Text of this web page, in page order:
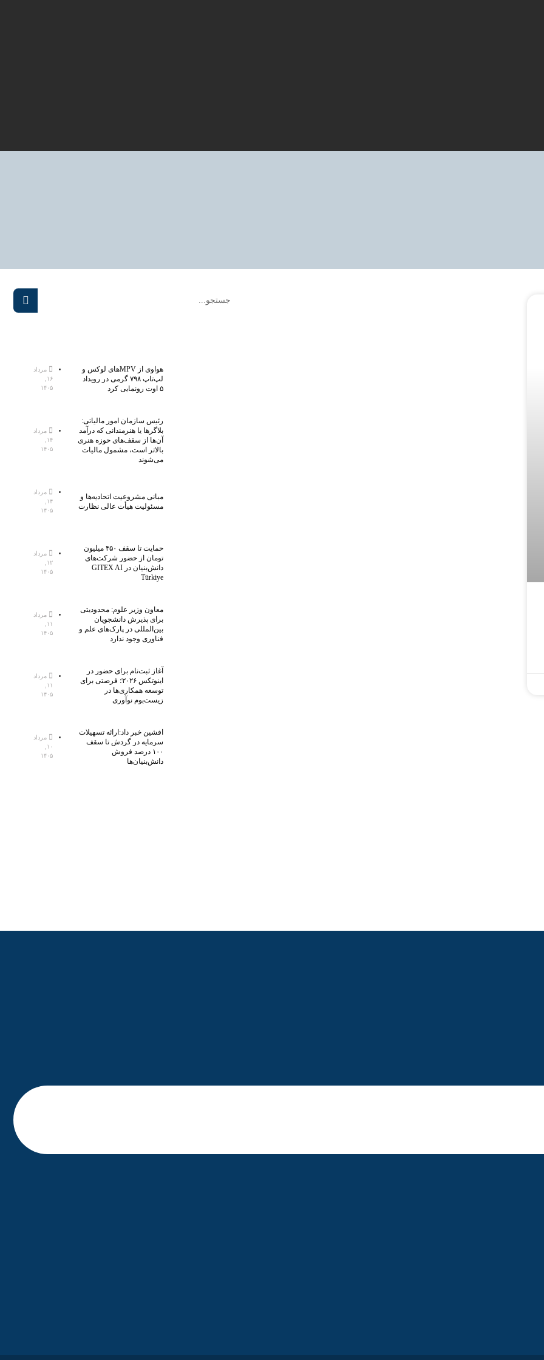
هواوی از MPVهای لوکس و
لپ‌تاپ ۷۹۸ گرمی در رویداد
۵ اوت رونمایی کرد
مرداد
۱۶,
۱۴۰۵
رئیس سازمان امور مالیاتی:
بلاگر‌ها یا هنرمندانی که درآمد
آن‌ها از سقف‌های حوزه هنری
بالاتر است، مشمول مالیات
می‌شوند
مرداد
۱۴,
۱۴۰۵
مبانی مشروعیت اتحادیه‌ها و
مسئولیت هیأت عالی نظارت
مرداد
۱۴,
۱۴۰۵
حمایت تا سقف ۴۵۰ میلیون
تومان از حضور شرکت‌های
دانش‌بنیان در GITEX AI
Türkiye
مرداد
۱۲,
۱۴۰۵
معاون وزیر علوم: محدودیتی
برای پذیرش دانشجویان
بین‌المللی در پارک‌های علم و
فناوری وجود ندارد
مرداد
۱۱,
۱۴۰۵
آغاز ثبت‌نام برای حضور در
اینوتکس ۲۰۲۶؛ فرصتی برای
توسعه همکاری‌ها در
زیست‌بوم نوآوری
مرداد
۱۱,
۱۴۰۵
افشین خبر داد:ارائه تسهیلات
سرمایه در گردش تا سقف
۱۰۰ درصد فروش
دانش‌بنیان‌ها
مرداد
۱۰,
۱۴۰۵